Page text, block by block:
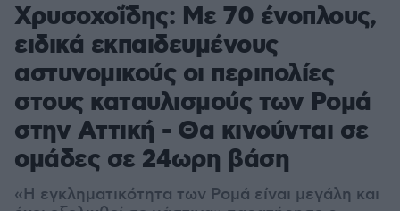
Χρυσοχοΐδης: Με 70 ένοπλους,
ειδικά εκπαιδευμένους
αστυνομικούς οι περιπολίες
στους καταυλισμούς των Ρομά
στην Αττική - Θα κινούνται σε
ομάδες σε 24ωρη βάση
«Η εγκληματικότητα των Ρομά είναι μεγάλη και